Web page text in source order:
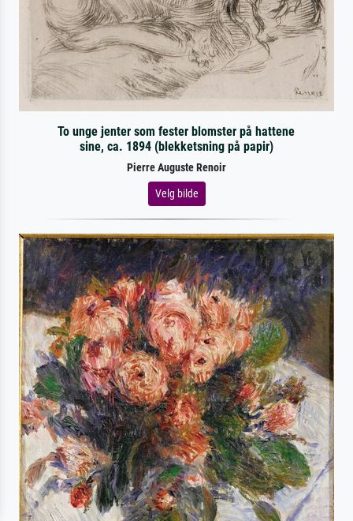
To unge jenter som fester blomster på hattene
sine, ca. 1894 (blekketsning på papir)
Pierre Auguste Renoir
Velg bilde